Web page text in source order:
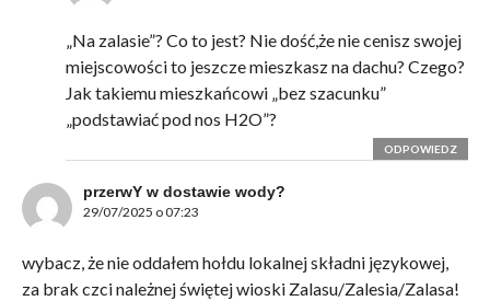
„Na zalasie”? Co to jest? Nie dość,że nie cenisz swojej
miejscowości to jeszcze mieszkasz na dachu? Czego?
Jak takiemu mieszkańcowi „bez szacunku”
„podstawiać pod nos H2O”?
ODPOWIEDZ
przerwY w dostawie wody?
29/07/2025 o 07:23
wybacz, że nie oddałem hołdu lokalnej składni językowej,
za brak czci należnej świętej wioski Zalasu/Zalesia/Zalasa!